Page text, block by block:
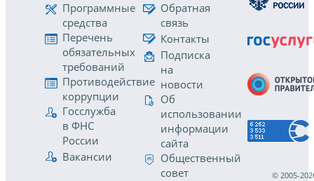
Программные
средства
Перечень
обязательных
требований
Противодействие
коррупции
Госслужба
в ФНС
России
Вакансии
Обратная
связь
Контакты
Подписка
на
новости
Об
использовании
информации
сайта
Общественный
совет
© 2005-